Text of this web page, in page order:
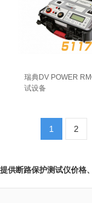
瑞典DV POWER
试设备
1 2
供断路保护测试仪价